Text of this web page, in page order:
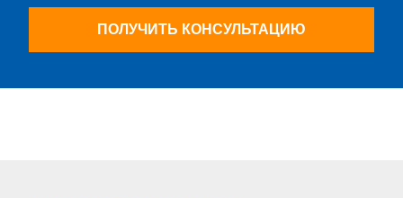
ПОЛУЧИТЬ КОНСУЛЬТАЦИЮ